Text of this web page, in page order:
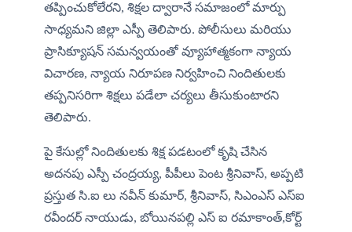
తప్పించుకోలేరని, శిక్షల ద్వారానే సమాజంలో మార్పు
సాధ్యమని జిల్లా ఎస్పీ తెలిపారు. పోలీసులు మరియు
ప్రాసిక్యూషన్ సమన్వయంతో వ్యూహాత్మకంగా న్యాయ
విచారణ, న్యాయ నిరూపణ నిర్వహించి నిందితులకు
తప్పనిసరిగా శిక్షలు పడేలా చర్యలు తీసుకుంటారని
తెలిపారు.
పై కేసుల్లో నిందితులకు శిక్ష పడటంలో కృషి చేసిన
అదనపు ఎస్పీ చంద్రయ్య, పీపీలు పెంట శ్రీనివాస్, అప్పటి
ప్రస్తుత సి.ఐ లు నవీన్ కుమార్, శ్రీనివాస్, సిఎంఎస్ ఎస్‌ఐ
రవీందర్ నాయుడు, బోయినపల్లి ఎస్ ఐ రమాకాంత్,కోర్ట్